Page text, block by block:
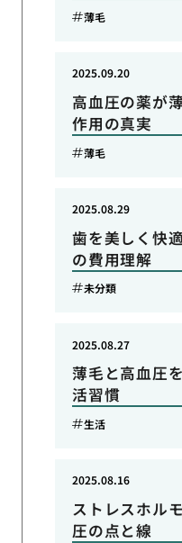
薄毛
高血圧の薬が
作用の真実
2025.09.20
薄毛
歯を美しく快
の費用理解
2025.08.29
未分類
薄毛と高血圧
活習慣
2025.08.27
生活
ストレスホル
圧の点と線
2025.08.16